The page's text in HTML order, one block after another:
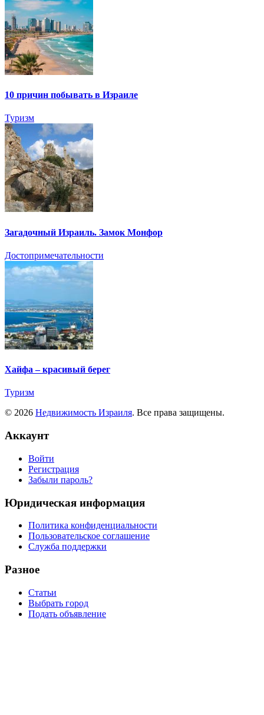
10 причин побывать в Израиле
Туризм
Загадочный Израиль. Замок Монфор
Достопримечательности
Хайфа – красивый берег
Туризм
© 2026 Недвижимость Израиля. Все права защищены.
Аккаунт
Войти
Регистрация
Забыли пароль?
Юридическая информация
Политика конфиденциальности
Пользовательское соглашение
Служба поддержки
Разное
Статьи
Выбрать город
Подать объявление